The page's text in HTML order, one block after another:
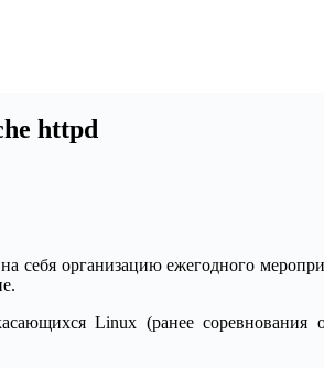
httpd
себя организацию ежегодного
Linux (ранее соревнования